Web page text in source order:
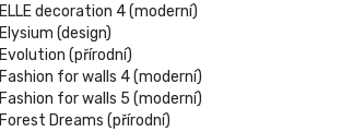
ELLE decoration 4 (moderní)
Elysium (design)
Evolution (přírodní)
Fashion for walls 4 (moderní)
Fashion for walls 5 (moderní)
Forest Dreams (přírodní)